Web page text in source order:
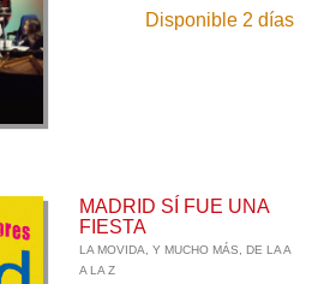
Disponible 2 días
MADRID SÍ FUE UNA
FIESTA
LA MOVIDA, Y MUCHO MÁS, DE LA A
A LA Z